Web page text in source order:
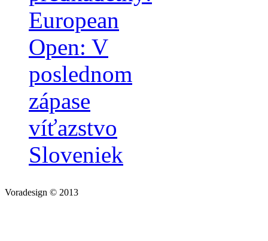
European
Open: V
poslednom
zápase
víťazstvo
Sloveniek
Voradesign © 2013